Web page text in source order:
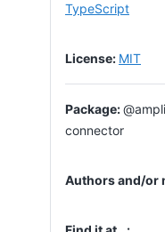
TypeScript
MIT
connector